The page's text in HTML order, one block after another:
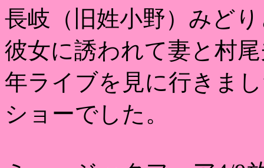
長岐（旧姓小野）みど
彼女に誘われて妻と村
年ライブを見に行きま
ショーでした。